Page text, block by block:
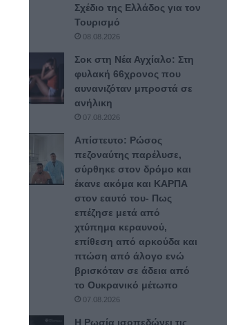
Σχέδιο της Ελλάδος για τον
Τουρισμό
08.08.2026
Σοκ στη Νέα Αγχίαλο: Στη
φυλακή 66χρονος που
αυνανιζόταν μπροστά σε
ανήλικη
07.08.2026
Απίστευτο: Ρώσος
πεζοναύτης παρέλυσε,
σύρθηκε στον δρόμο και
έκανε ακόμα και ΚΑΡΠΑ
στον εαυτό του- Πως
επέζησε μετά από
χτύπημα κεραυνού,
επίθεση από αρκούδα και
πτώση από άλογο ενώ
βρισκόταν σε άδεια από
το Ουκρανικό μέτωπο
07.08.2026
Η Ρωσία ισοπεδώνει τις